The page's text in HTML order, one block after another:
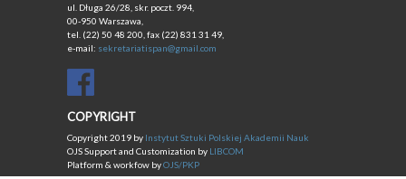
ul. Długa 26/28, skr. poczt. 994,
00-950 Warszawa,
tel. (22) 50 48 200, fax (22) 831 31 49,
e-mail: sekretariatispan@gmail.com
COPYRIGHT
Copyright 2019 by Instytut Sztuki Polskiej Akademii Nauk
OJS Support and Customization by LIBCOM
Platform & workfow byOJS/PKP